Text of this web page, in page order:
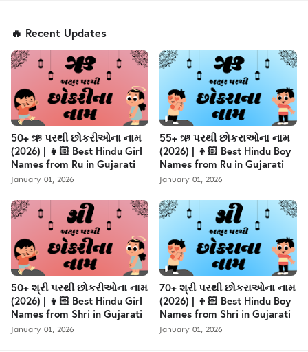
🔥 Recent Updates
50+ ઋ પરથી છોકરીઓના નામ
(2026) | 👧🏻 Best Hindu Girl
Names from Ru in Gujarati
January 01, 2026
55+ ઋ પરથી છોકરાઓના નામ
(2026) | 👦🏻 Best Hindu Boy
Names from Ru in Gujarati
January 01, 2026
50+ શ્રી પરથી છોકરીઓના નામ
(2026) | 👧🏻 Best Hindu Girl
Names from Shri in Gujarati
January 01, 2026
70+ શ્રી પરથી છોકરાઓના નામ
(2026) | 👦🏻 Best Hindu Boy
Names from Shri in Gujarati
January 01, 2026